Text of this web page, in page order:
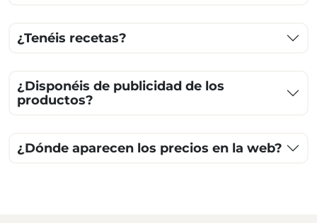
¿Tenéis recetas?
¿Disponéis de publicidad de los
productos?
¿Dónde aparecen los precios en la web?